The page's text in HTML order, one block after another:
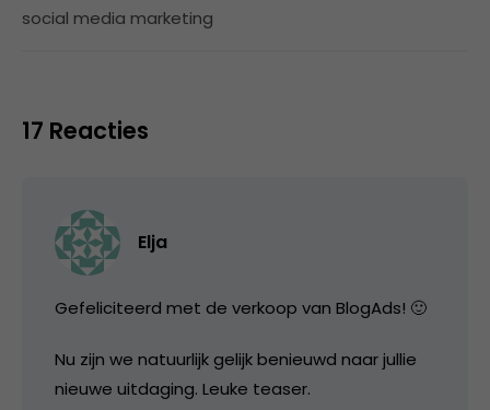
social media marketing
17 Reacties
Elja
Gefeliciteerd met de verkoop van BlogAds! 🙂
Nu zijn we natuurlijk gelijk benieuwd naar jullie
nieuwe uitdaging. Leuke teaser.